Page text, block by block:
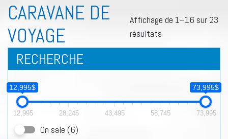
CARAVANE DE
VOYAGE
Affichage de 1–16 sur 23
résultats
RECHERCHE
12,995$ 73,995$
12,995 28,245 43,495 58,745 73,995
On sale (6)